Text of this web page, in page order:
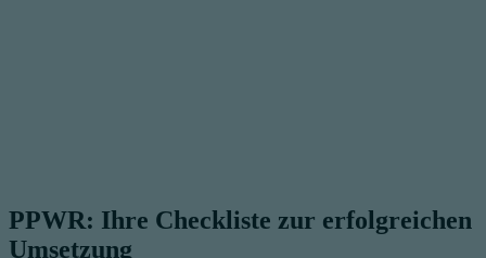
PPWR: Ihre Checkliste zur erfolgreichen
Umsetzung